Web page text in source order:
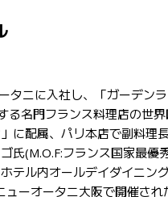
タニに入社し、「ガーデン
る名門フランス料理店の世
に配属、パリ本店で副料理
氏(M.O.F:フランス国家最優
テル内オールデイダイニン
ューオータニ大阪で開催され